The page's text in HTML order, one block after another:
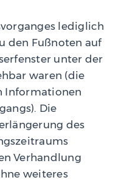
lediglich
den Fußnoten auf
unter der
waren (die
Informationen
Die
des
Verhandlung
weiteres